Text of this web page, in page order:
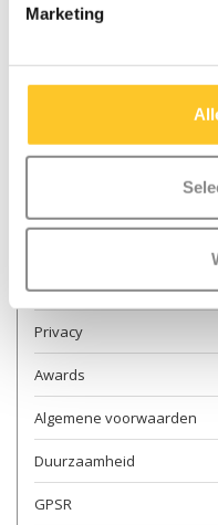
Marketing
Contact & openingstijden
Verkooppunten
Retourneren
Veilig steppen
Privacy
Awards
Algemene voorwaarden
Duurzaamheid
GPSR